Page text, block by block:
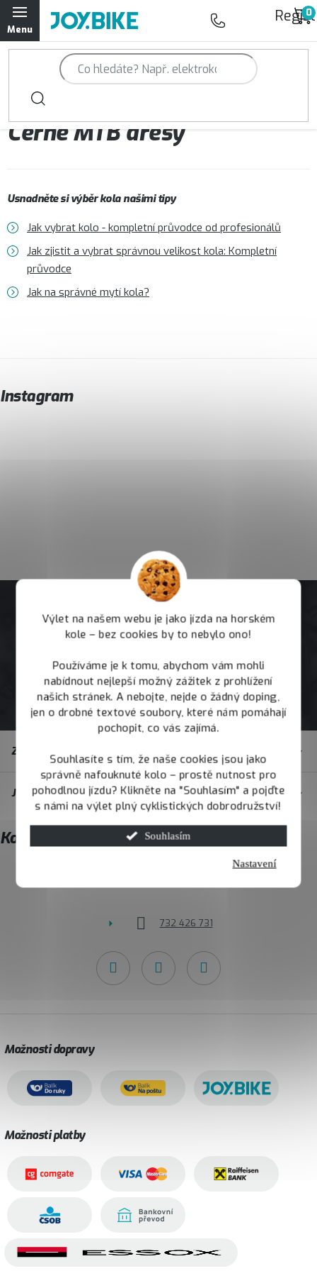
Výlet na našem webu je jako jízda na horském
kole – bez cookies by to nebylo ono!
Používáme je k tomu, abychom vám mohli
nabídnout nejlepší možný zážitek z prohlížení
našich stránek. A nebojte, nejde o žádný doping,
jen o drobné textové soubory, které nám pomáhají
pochopit, co vás zajímá.
Souhlasíte s tím, že naše cookies jsou jako
správně nafouknuté kolo – prostě nutnost pro
pohodlnou jízdu? Klikněte na "Souhlasím" a pojďte
s námi na výlet plný cyklistických dobrodružství!
Souhlasím
Nastavení
Přejít
na
obsah
Trailová kola Qayron
Horská kola Qayron
Dámská horská kola Qayron
Doplňky a oblečení Qayron
Kontakt Servisní a výdejní místa
Černé MTB dresy
Usnadněte si výběr kola našimi tipy
Jak vybrat kolo - kompletní průvodce od profesionálů
Jak zjistit a vybrat správnou velikost kola: Kompletní
průvodce
Jak na správné mytí kola?
Instagram
t
í
Zákaznický servis
JOY.BIKE
Kontakt
732 426 731
Možnosti dopravy
Možnosti platby